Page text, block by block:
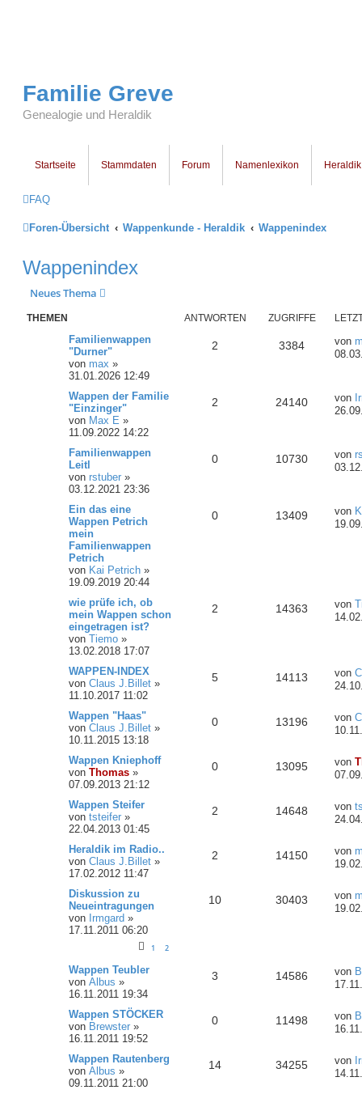
Familie Greve
Genealogie und Heraldik
Startseite Stammdaten Forum Namenlexikon Heraldik
FAQ
Foren-Übersicht Wappenkunde - Heraldik Wappenindex
Wappenindex
Neues Thema
THEMEN ANTWORTEN ZUGRIFFE
Familienwappen
"Durner"
von max »
31.01.2026 12:49
2 3384 von
Wappen der Familie
"Einzinger"
von Max E »
11.09.2022 14:22
2 24140 von
Familienwappen
Leitl
von rstuber »
03.12.2021 23:36
0 10730 von
Ein das eine
Wappen Petrich
mein
Familienwappen
Petrich
von Kai Petrich »
19.09.2019 20:44
0 13409 von
wie prüfe ich, ob
mein Wappen schon
eingetragen ist?
von Tiemo »
13.02.2018 17:07
2 14363 von
WAPPEN-INDEX
von Claus J.Billet »
11.10.2017 11:02
5 14113 von
Wappen "Haas"
von Claus J.Billet »
10.11.2015 13:18
0 13196 von
Wappen Kniephoff
von Thomas »
07.09.2013 21:12
0 13095 von
Wappen Steifer
von tsteifer »
22.04.2013 01:45
2 14648 von
Heraldik im Radio..
von Claus J.Billet »
17.02.2012 11:47
2 14150 von
Diskussion zu
Neueintragungen
von Irmgard »
17.11.2011 06:20
1 2
10 30403 von
Wappen Teubler
von Albus »
16.11.2011 19:34
3 14586 von
Wappen STÖCKER
von Brewster »
16.11.2011 19:52
0 11498 von
Wappen Rautenberg
von Albus »
09.11.2011 21:00
14 34255 von